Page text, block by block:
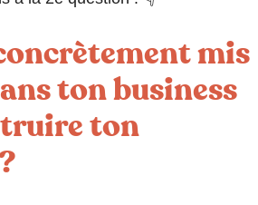
mis
ton business
ton